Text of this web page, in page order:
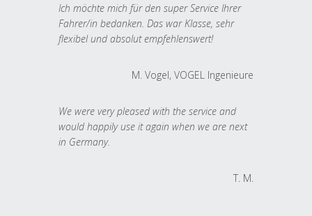
Ich möchte mich für den super Service Ihrer
Fahrer/in bedanken. Das war Klasse, sehr
flexibel und absolut empfehlenswert!
M. Vogel, VOGEL Ingenieure
We were very pleased with the service and
would happily use it again when we are next
in Germany.
T. M.